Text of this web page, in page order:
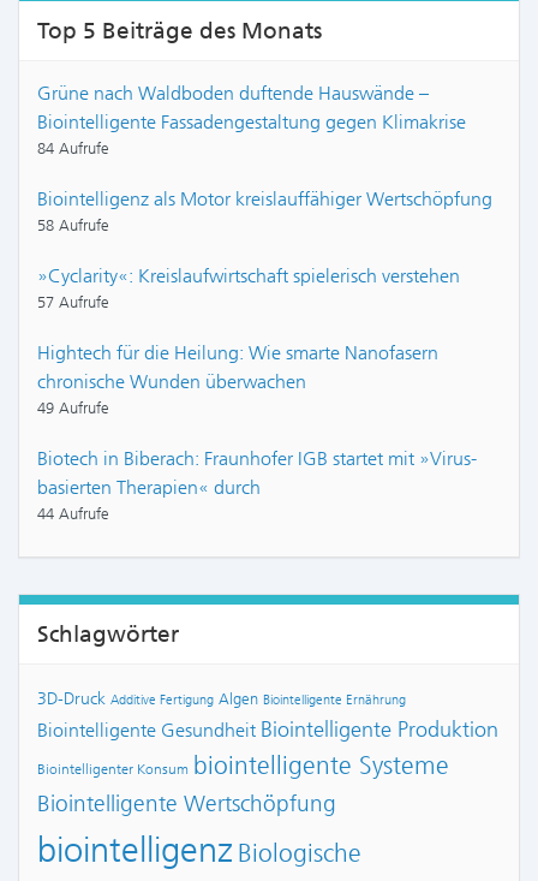
Top 5 Beiträge des Monats
Grüne nach Waldboden duftende Hauswände –
Biointelligente Fassadengestaltung gegen Klimakrise
84 Aufrufe
Biointelligenz als Motor kreislauffähiger Wertschöpfung
58 Aufrufe
»Cyclarity«: Kreislaufwirtschaft spielerisch verstehen
57 Aufrufe
Hightech für die Heilung: Wie smarte Nanofasern
chronische Wunden überwachen
49 Aufrufe
Biotech in Biberach: Fraunhofer IGB startet mit »Virus-
basierten Therapien« durch
44 Aufrufe
Schlagwörter
3D-Druck Additive Fertigung Algen Biointelligente Ernährung
Biointelligente Gesundheit Biointelligente Produktion
Biointelligenter Konsum biointelligente Systeme
Biointelligente Wertschöpfung
biointelligenz Biologische